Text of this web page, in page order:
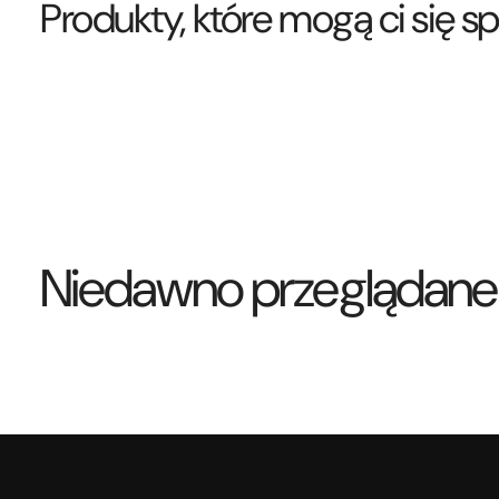
Produkty, które mogą ci się
Niedawno przeglądane